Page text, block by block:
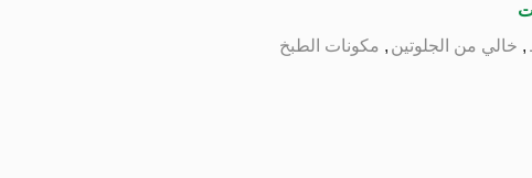
, خالي من الجلوتين , مكونات الطبخ